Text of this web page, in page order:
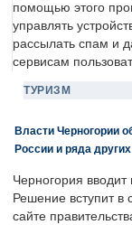
помощью этого
управлять
рассылать спам и
сервисам
ТУРИЗМ
Власти Черногории
России и ряда
Черногория
Решение вступит
сайте